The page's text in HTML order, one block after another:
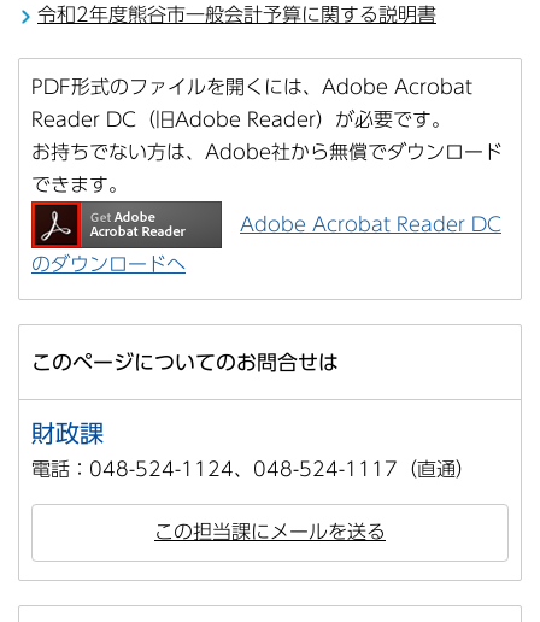
令和2年度熊谷市一般会計予算に関する説明書
PDF形式のファイルを開くには、Adobe Acrobat
Reader DC（旧Adobe Reader）が必要です。
お持ちでない方は、Adobe社から無償でダウンロード
できます。
Adobe Acrobat Reader DC
のダウンロードへ
このページについてのお問合せは
財政課
電話：048-524-1124、048-524-1117（直通）
この担当課にメールを送る